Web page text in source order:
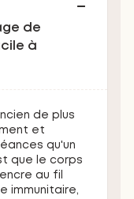
de
à
de plus
et
qu'un
que le corps
au fil
immunitaire,